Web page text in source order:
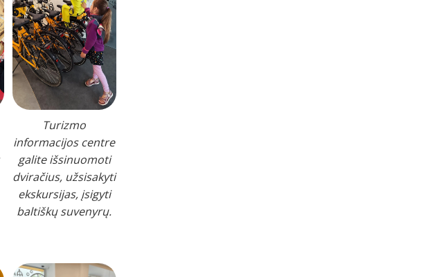
Turizmo
informacijos centre
galite išsinuomoti
dviračius, užsisakyti
ekskursijas, įsigyti
baltiškų suvenyrų.